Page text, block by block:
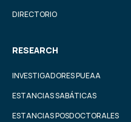
DIRECTORIO
RESEARCH
INVESTIGADORES PUEAA
ESTANCIAS SABÁTICAS
ESTANCIAS POSDOCTORALES